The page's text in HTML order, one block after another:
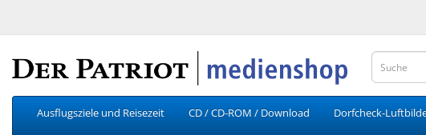
Ausflugsziele und Reisezeit CD / CD-ROM / Download Dorfcheck-